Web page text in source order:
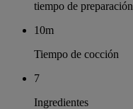
tiempo de preparación
10m
Tiempo de cocción
7
Ingredientes